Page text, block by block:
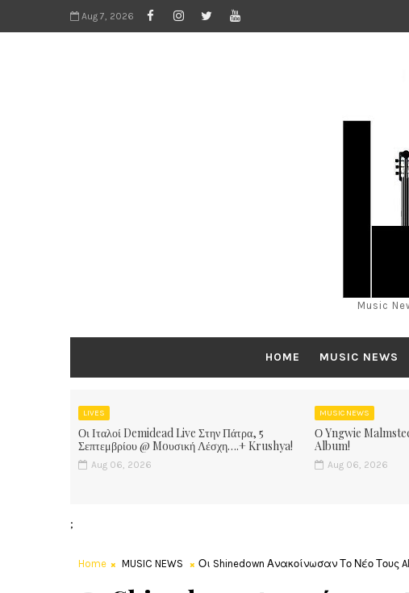
Aug 7, 2026
Music
HOME MUSIC NEWS
LIVES
Οι Ιταλοί Demidead Live Στην Πάτρα, 5
Σεπτεμβρίου @ Moυσική Λέσχη….+ Krushya!
Aug 06, 2026
MUSIC NEWS
Ο Yngwie
Album!
Aug 06, 2026
;
Home MUSIC NEWS Οι Shinedown Ανακοίνωσαν Το Νέο Τους